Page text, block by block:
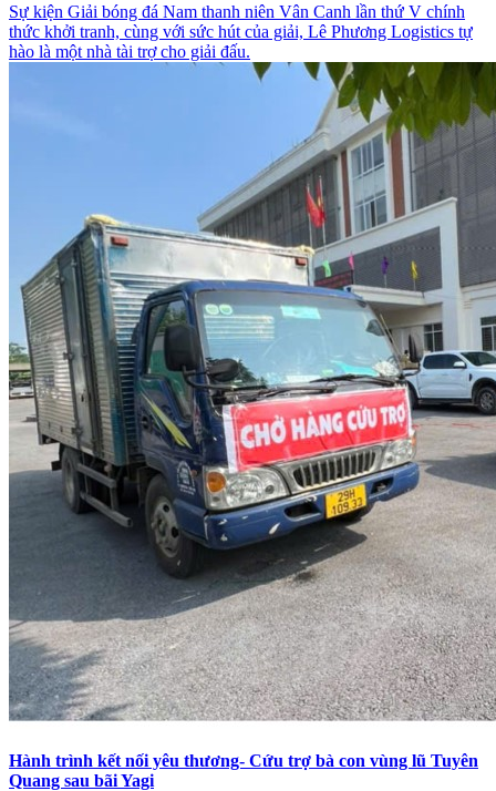
Sự kiện Giải bóng đá Nam thanh niên Vân Canh lần thứ V chính
thức khởi tranh, cùng với sức hút của giải, Lê Phương Logistics tự
hào là một nhà tài trợ cho giải đấu.
Hành trình kết nối yêu thương- Cứu trợ bà con vùng lũ Tuyên
Quang sau bãi Yagi